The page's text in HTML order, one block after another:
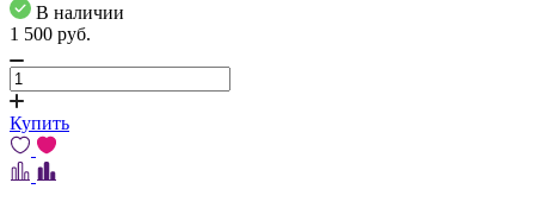
В наличии
1 500 pуб.
Купить